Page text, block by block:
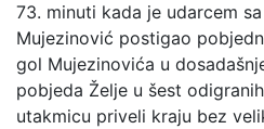
73. minuti kada je udarcem
Mujezinović postigao
gol Mujezinovića u
pobjeda Želje u šest
utakmicu priveli kraju bez